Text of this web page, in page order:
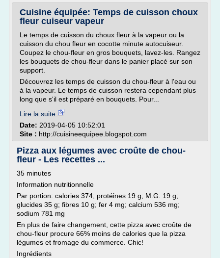
Cuisine équipée: Temps de cuisson choux
fleur cuiseur vapeur
Le temps de cuisson du choux fleur à la vapeur ou la
cuisson du chou fleur en cocotte minute autocuiseur.
Coupez le chou-fleur en gros bouquets, lavez-les. Rangez
les bouquets de chou-fleur dans le panier placé sur son
support.
Découvrez les temps de cuisson du chou-fleur à l'eau ou
à la vapeur. Le temps de cuisson restera cependant plus
long que s'il est préparé en bouquets. Pour...
Lire la suite
Date: 2019-04-05 10:52:01
Site : http://cuisineequipee.blogspot.com
Pizza aux légumes avec croûte de chou-
fleur - Les recettes ...
35 minutes
Information nutritionnelle
Par portion: calories 374; protéines 19 g; M.G. 19 g;
glucides 35 g; fibres 10 g; fer 4 mg; calcium 536 mg;
sodium 781 mg
En plus de faire changement, cette pizza avec croûte de
chou-fleur procure 66% moins de calories que la pizza
légumes et fromage du commerce. Chic!
Ingrédients